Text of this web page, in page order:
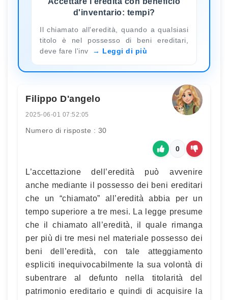
d'inventario: tempi?
Il chiamato all'eredità, quando a qualsiasi
titolo è nel possesso di beni ereditari,
deve fare l'inv
Leggi di più
Filippo D'angelo
2025-06-01 07:52:05
Numero di risposte : 30
0
L’accettazione dell’eredità può avvenire
anche mediante il possesso dei beni ereditari
che un “chiamato” all’eredità abbia per un
tempo superiore a tre mesi. La legge presume
che il chiamato all’eredità, il quale rimanga
per più di tre mesi nel materiale possesso dei
beni dell’eredità, con tale atteggiamento
espliciti inequivocabilmente la sua volontà di
subentrare al defunto nella titolarità del
patrimonio ereditario e quindi di acquisire la